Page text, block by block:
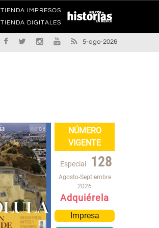
TIENDA IMPRESOS
TIENDA DIGITALES
5-ago-2026
NÚMERO
VIGENTE
Especial 128
Agosto-Septiembre
2026
Adquiérela
Impresa